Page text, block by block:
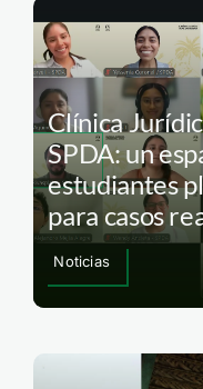
Clínica
SPDA: un
estudiantes
para casos
Noticias